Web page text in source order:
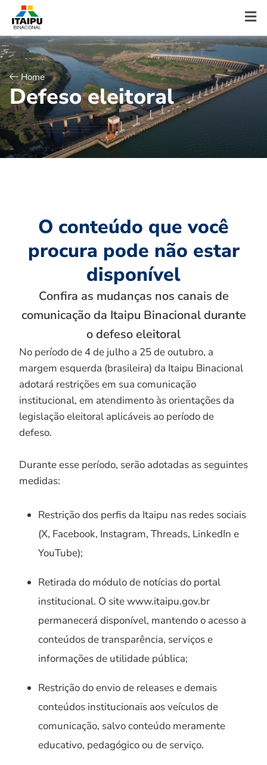
Home
Defeso eleitoral
O conteúdo que você
procura pode não estar
disponível
Confira as mudanças nos canais de
comunicação da Itaipu Binacional durante
o defeso eleitoral
No período de 4 de julho a 25 de outubro, a
margem esquerda (brasileira) da Itaipu Binacional
adotará restrições em sua comunicação
institucional, em atendimento às orientações da
legislação eleitoral aplicáveis ao período de
defeso.
Durante esse período, serão adotadas as seguintes
medidas:
Restrição dos perfis da Itaipu nas redes sociais
(X, Facebook, Instagram, Threads, LinkedIn e
YouTube);
Retirada do módulo de notícias do portal
institucional. O site www.itaipu.gov.br
permanecerá disponível, mantendo o acesso a
conteúdos de transparência, serviços e
informações de utilidade pública;
Restrição do envio de releases e demais
conteúdos institucionais aos veículos de
comunicação, salvo conteúdo meramente
educativo, pedagógico ou de serviço.